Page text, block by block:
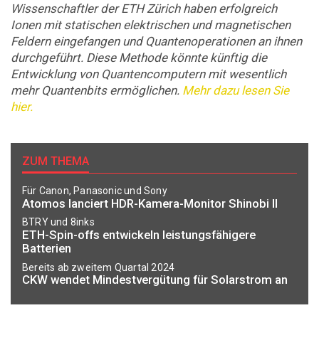
Wissenschaftler der ETH Zürich haben erfolgreich
Ionen mit statischen elektrischen und magnetischen
Feldern eingefangen und Quantenoperationen an ihnen
durchgeführt. Diese Methode könnte künftig die
Entwicklung von Quantencomputern mit wesentlich
mehr Quantenbits ermöglichen. Mehr dazu lesen Sie
hier.
ZUM THEMA
Für Canon, Panasonic und Sony
Atomos lanciert HDR-Kamera-Monitor Shinobi II
BTRY und 8inks
ETH-Spin-offs entwickeln leistungsfähigere
Batterien
Bereits ab zweitem Quartal 2024
CKW wendet Mindestvergütung für Solarstrom an